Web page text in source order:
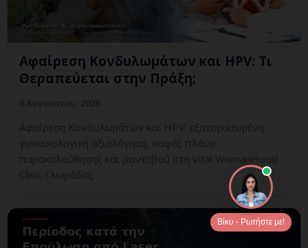
Αφαίρεση Κονδυλωμάτων και HPV: Τι
Θεραπεύεται στην Πράξη;
Αφαίρεση Κονδυλωμάτων και HPV: εξατομικευμένη
γυναικολογική αξιολόγηση, σαφές πλάνο
παρακολούθησης και ραντεβού στη Vital WomanHood
Clinic Γλυφάδας.
Βίκυ - Ρωτήστε με!